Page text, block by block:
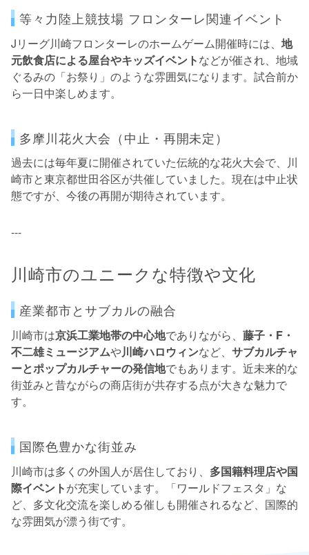
等々力陸上競技場 フロンターレ関連イベント
Jリーグ川崎フロンターレのホームゲーム開催時には、 地
元飲食店による屋台やキッズイベントなどが催され、地域
ぐるみの「お祭り」のような雰囲気になります。試合前か
ら一日中楽しめます。
多摩川花火大会（中止・再開未定）
過去には毎年夏に開催されていた伝統的な花火大会で、川
崎市と東京都世田谷区が共催していました。現在は中止状
態ですが、今後の再開が期待されています。
---
川崎市のユニークな特徴や文化
産業都市とサブカルの融合
川崎市は京浜工業地帯の中心地でありながら、 藤子・F・
不二雄ミュージアムや川崎ハロウィンなど、 サブカルチャ
ーとポップカルチャーの発信地でもあります。近未来的な
街並みと昔ながらの商店街が共存する点が大きな魅力で
す。
国際色豊かな街並み
川崎市は多くの外国人が居住しており、 多国籍料理店や国
際イベントが充実しています。「ワールドフェスタ」な
ど、多文化交流を楽しめる催しも開催されるなど、国際的
な雰囲気が漂う街です。